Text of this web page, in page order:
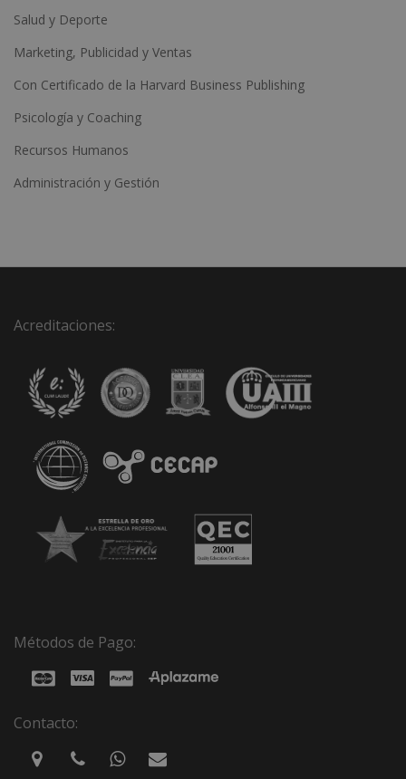
Salud y Deporte
Marketing, Publicidad y Ventas
Con Certificado de la Harvard Business Publishing
Psicología y Coaching
Recursos Humanos
Administración y Gestión
Acreditaciones:
Métodos de Pago:
Contacto: